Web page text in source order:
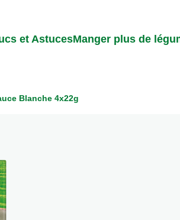
et AstucesManger plus de
Blanche 4x22g